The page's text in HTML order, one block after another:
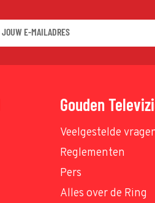
Gouden
Veelgestelde
Reglementen
Pers
Alles over de Ring